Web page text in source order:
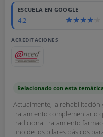
ESCUELA EN GOOGLE
4.2
ACREDITACIONES
Relacionado con esta
Actualmente, la
tratamiento complementario
tradicional tratamiento
uno de los pilares básicos